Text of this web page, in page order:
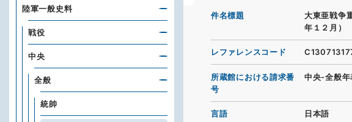
件名標題
大東亜戦争
年１２月）
レファレンスコード
所蔵館における請求番
号
中央-全般年
言語 日本語
陸軍一般史料
戦役
中央
全般
統帥